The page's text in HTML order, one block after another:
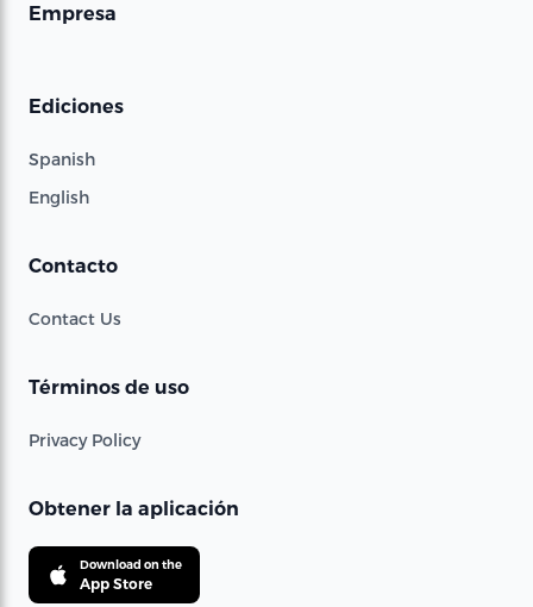
Empresa
Ediciones
Spanish
English
Contacto
Contact Us
Términos de uso
Privacy Policy
Obtener la aplicación
Download on the
App Store